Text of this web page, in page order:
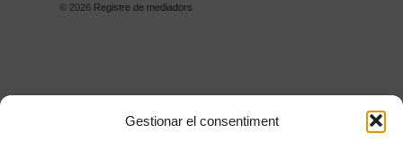
Gestionar el consentiment
© 2026Registre de mediadors